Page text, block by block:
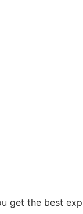
get the best